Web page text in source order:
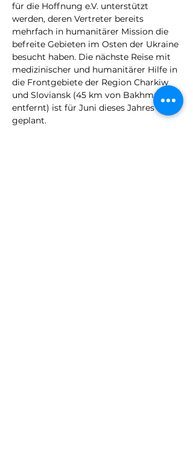
für die Hoffnung e.V. unterstützt
werden, deren Vertreter bereits
mehrfach in humanitärer Mission die
befreite Gebieten im Osten der Ukraine
besucht haben. Die nächste Reise mit
medizinischer und humanitärer Hilfe in
die Frontgebiete der Region Charkiw
und Sloviansk (45 km von Bakhmut
entfernt) ist für Juni dieses Jahres
geplant.